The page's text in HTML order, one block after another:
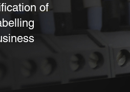
of